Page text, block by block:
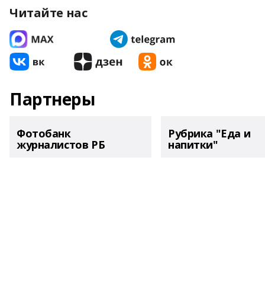
Читайте нас
Партнеры
Фотобанк
журналистов РБ
Рубрика "Еда и
напитки"